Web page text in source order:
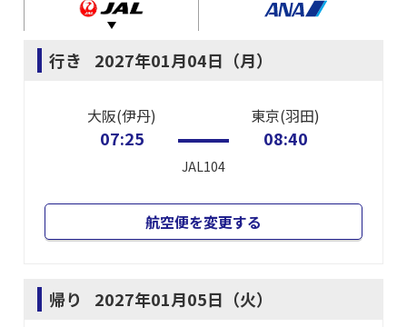
行き 2027年01月04日（月）
大阪(伊丹)
07:25
JAL104
東京(羽田)
08:40
航空便を変更する
帰り 2027年01月05日（火）